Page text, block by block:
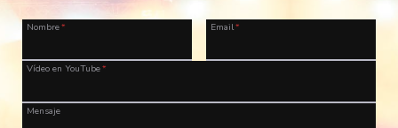
Nombre* Email*
Vídeo en YouTube*
Mensaje